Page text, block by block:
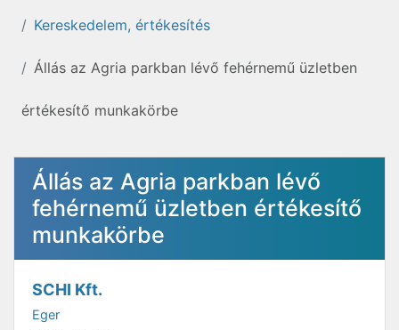
Kereskedelem, értékesítés
Állás az Agria parkban lévő fehérnemű üzletben
értékesítő munkakörbe
Állás az Agria parkban lévő
fehérnemű üzletben értékesítő
munkakörbe
SCHI Kft.
Eger